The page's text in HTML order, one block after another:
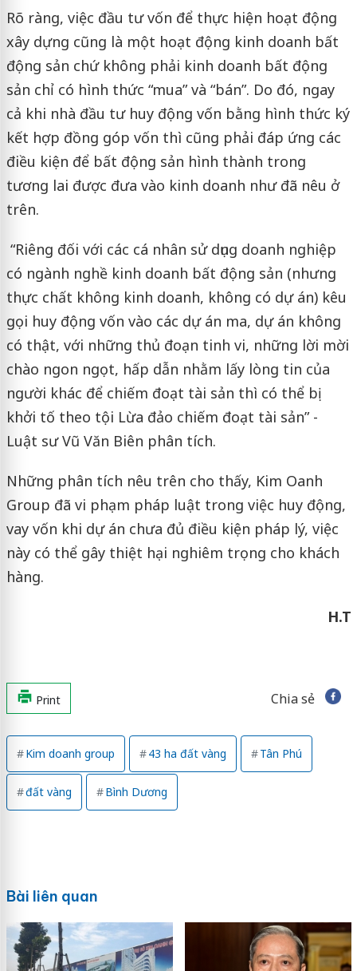
Rõ ràng, việc đầu tư vốn để thực hiện hoạt động
xây dựng cũng là một hoạt động kinh doanh bất
động sản chứ không phải kinh doanh bất động
sản chỉ có hình thức “mua” và “bán”. Do đó, ngay
cả khi nhà đầu tư huy động vốn bằng hình thức ký
kết hợp đồng góp vốn thì cũng phải đáp ứng các
điều kiện để bất động sản hình thành trong
tương lai được đưa vào kinh doanh như đã nêu ở
trên.
“Riêng đối với các cá nhân sử dụng doanh nghiệp
có ngành nghề kinh doanh bất động sản (nhưng
thực chất không kinh doanh, không có dự án) kêu
gọi huy động vốn vào các dự án ma, dự án không
có thật, với những thủ đoạn tinh vi, những lời mời
chào ngon ngọt, hấp dẫn nhằm lấy lòng tin của
người khác để chiếm đoạt tài sản thì có thể bị
khởi tố theo tội Lừa đảo chiếm đoạt tài sản” -
Luật sư Vũ Văn Biên phân tích.
Những phân tích nêu trên cho thấy, Kim Oanh
Group đã vi phạm pháp luật trong việc huy động,
vay vốn khi dự án chưa đủ điều kiện pháp lý, việc
này có thể gây thiệt hại nghiêm trọng cho khách
hàng.
H.T
Print Chia sẻ
Kim doanh group 43 ha đất vàng Tân Phú
đất vàng Bình Dương
Bài liên quan